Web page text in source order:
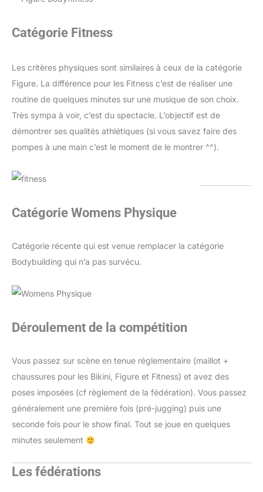
Catégorie Fitness
Les critères physiques sont similaires à ceux de la catégorie
Figure. La différence pour les Fitness c’est de réaliser une
routine de quelques minutes sur une musique de son choix.
Très sympa à voir, c’est du spectacle. L’objectif est de
démontrer ses qualités athlétiques (si vous savez faire des
pompes à une main c’est le moment de le montrer ^^).
Catégorie Womens Physique
Catégorie récente qui est venue remplacer la catégorie
Bodybuilding qui n’a pas survécu.
Déroulement de la compétition
Vous passez sur scène en tenue règlementaire (maillot +
chaussures pour les Bikini, Figure et Fitness) et avez des
poses imposées (cf règlement de la fédération). Vous passez
généralement une première fois (pré-jugging) puis une
seconde fois pour le show final. Tout se joue en quelques
minutes seulement
Les fédérations